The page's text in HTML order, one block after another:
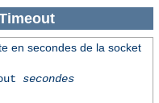
en secondes de la socket
secondes